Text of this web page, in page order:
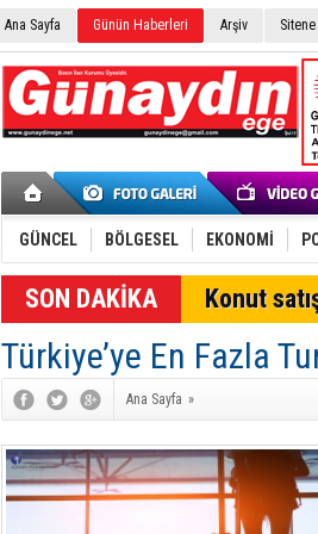
Ana Sayfa Günün Haberleri Arşiv
GÜNCEL BÖLGESEL EKONOMİ
SON DAKİKA Konut
Türkiye’ye En Fazla
Ana Sayfa »